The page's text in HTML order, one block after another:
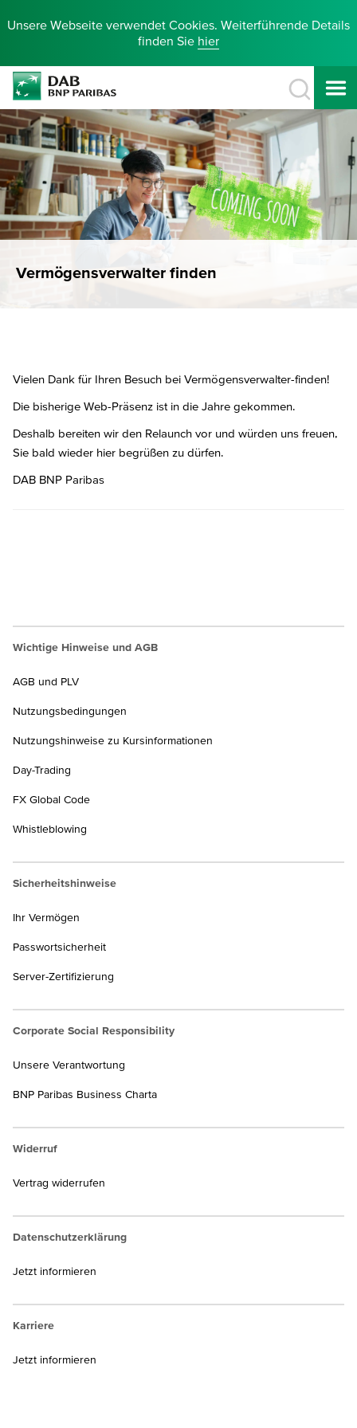
Unsere Webseite verwendet Cookies. Weiterführende Details
finden Sie hier
Vermögensverwalter finden
Vielen Dank für Ihren Besuch bei Vermögensverwalter-finden!
Die bisherige Web-Präsenz ist in die Jahre gekommen.
Deshalb bereiten wir den Relaunch vor und würden uns freuen,
Sie bald wieder hier begrüßen zu dürfen.
DAB BNP Paribas
Wichtige Hinweise und AGB
AGB und PLV
Nutzungsbedingungen
Nutzungshinweise zu Kursinformationen
Day-Trading
FX Global Code
Whistleblowing
Sicherheitshinweise
Ihr Vermögen
Passwortsicherheit
Server-Zertifizierung
Corporate Social Responsibility
Unsere Verantwortung
BNP Paribas Business Charta
Widerruf
Vertrag widerrufen
Datenschutzerklärung
Jetzt informieren
Karriere
Jetzt informieren